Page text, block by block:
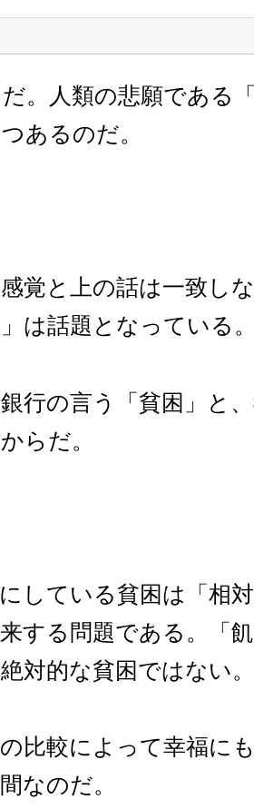
。人類の悲願である
あるのだ。
覚と上の話は一致し
は話題となっている
行の言う「貧困」と
らだ。
している貧困は「相
する問題である。「
対的な貧困ではない。
比較によって幸福に
なのだ。